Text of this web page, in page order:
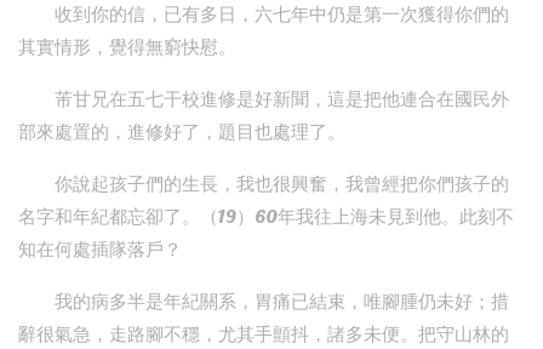
收到你的信，已有多日，六七年中仍是第一次獲得你們的
其實情形，覺得無窮快慰。
芾甘兄在五七干校進修是好新聞，這是把他連合在國民外
部來處置的，進修好了，題目也處理了。
你說起孩子們的生長，我也很興奮，我曾經把你們孩子的
名字和年紀都忘卻了。（19）60年我往上海未見到他。此刻不
知在何處插隊落戶？
我的病多半是年紀關系，胃痛已結束，唯腳腫仍未好；措
辭很氣急，走路腳不穩，尤其手顫抖，諸多未便。把守山林的